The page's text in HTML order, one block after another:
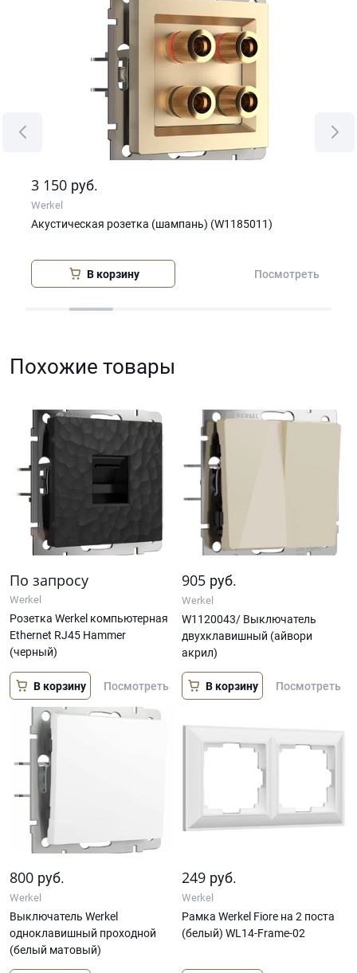
3 150 руб.
Werkel
Акустическая розетка (шампань) (W1185011)
В корзину Посмотреть
Похожие товары
По запросу
Werkel
Розетка Werkel компьютерная
Ethernet RJ45 Hammer
(черный)
В корзину Посмотреть
905 руб.
Werkel
W1120043/ Выключатель
двухклавишный (айвори
акрил)
В корзину Посмотреть
800 руб.
Werkel
Выключатель Werkel
одноклавишный проходной
(белый матовый)
249 руб.
Werkel
Рамка Werkel Fiore на 2 поста
(белый) WL14-Frame-02